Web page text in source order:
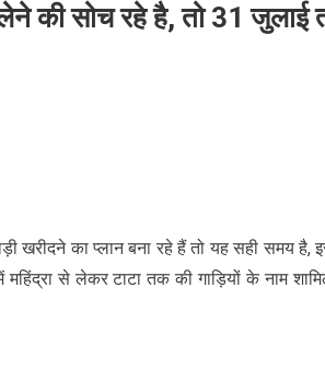
की सोच रहे है, तो 31 जुलाई
खरीदने का प्लान बना रहे हैं तो यह सही समय है,
महिंद्रा से लेकर टाटा तक की गाड़ियों के